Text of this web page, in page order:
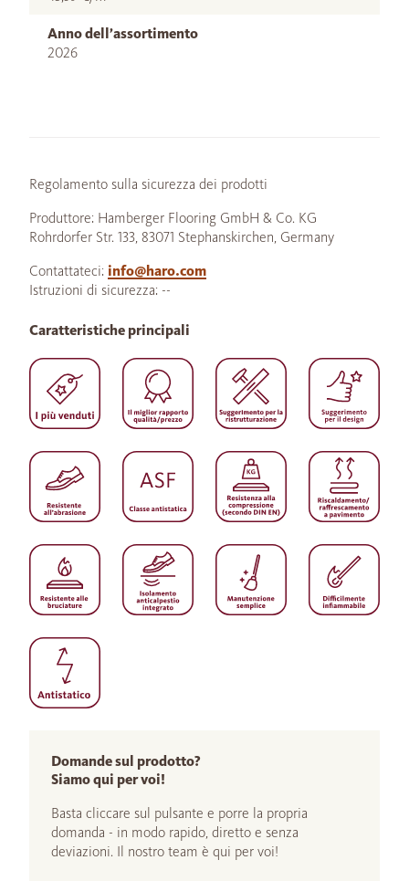
Anno dell’assortimento
2026
Regolamento sulla sicurezza dei prodotti
Produttore: Hamberger Flooring GmbH & Co. KG
Rohrdorfer Str. 133, 83071 Stephanskirchen, Germany
Contattateci: info@haro.com
Istruzioni di sicurezza: --
Domande sul prodotto?
Siamo qui per voi!
Basta cliccare sul pulsante e porre la propria
domanda - in modo rapido, diretto e senza
deviazioni. Il nostro team è qui per voi!
Caratteristiche principali